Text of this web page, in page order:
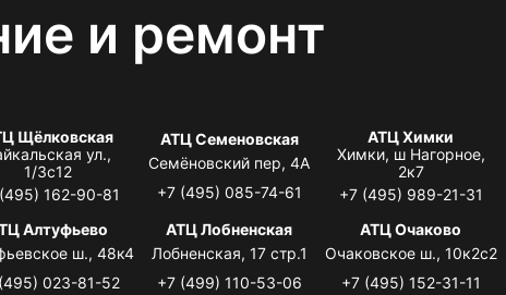
и ремонт
Щёлковская
ул.,
1/3с12
162-90-81
АТЦ Семеновская
Семёновский пер, 4А
+7 (495) 085-74-61
АТЦ Химки
Химки, ш Нагорное,
2к7
+7 (495) 989-21-31
Алтуфьево
ш., 48к4
023-81-52
АТЦ Лобненская
Лобненская, 17 стр.1
+7 (499) 110-53-06
АТЦ Очаково
Очаковское ш., 10к2с2
+7 (495) 152-31-11